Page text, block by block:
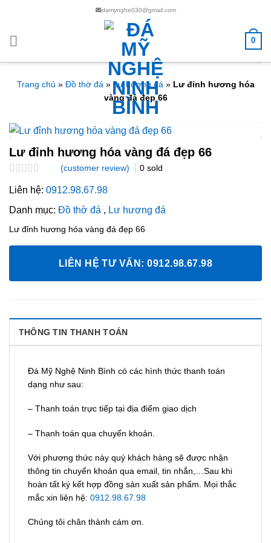
nội
damynghe030@gmail.com
0
Trang chủ » Đồ thờ đá » Lư hương đá » Lư đỉnh hương hóa
vàng đá đẹp 66
Lư đỉnh hương hóa vàng đá đẹp 66
0.0
of
(customer review) 0sold
Liên hệ: 0912.98.67.98
Danh mục: Đồ thờ đá , Lư hương đá
Lư đỉnh hương hóa vàng đá đẹp 66
LIÊN HỆ TƯ VẤN: 0912.98.67.98
THÔNG TIN THANH TOÁN
Đá Mỹ Nghệ Ninh Bình có các hình thức thanh toán
dạng như sau:
– Thanh toán trực tiếp tại địa điểm giao dịch
– Thanh toán qua chuyển khoản.
Với phương thức này quý khách hàng sẽ được nhận
thông tin chuyển khoản qua email, tin nhắn,…Sau khi
hoàn tất ký kết hợp đồng sản xuất sản phẩm. Mọi thắc
mắc xin liên hệ: 0912.98.67.98
Chúng tôi chân thành cám ơn.